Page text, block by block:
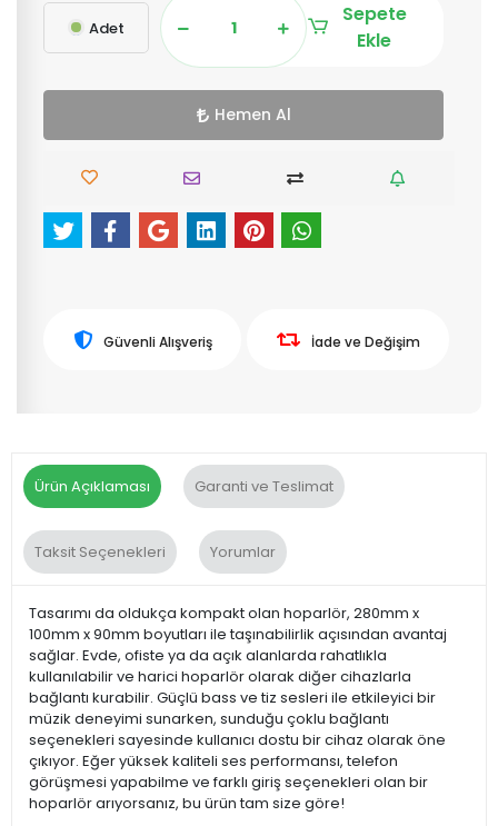
Adet
Sepete
Ekle
Hemen Al
Güvenli Alışveriş İade ve Değişim
Ürün Açıklaması Garanti ve Teslimat
Taksit Seçenekleri Yorumlar
Tasarımı da oldukça kompakt olan hoparlör, 280mm x
100mm x 90mm boyutları ile taşınabilirlik açısından avantaj
sağlar. Evde, ofiste ya da açık alanlarda rahatlıkla
kullanılabilir ve harici hoparlör olarak diğer cihazlarla
bağlantı kurabilir. Güçlü bass ve tiz sesleri ile etkileyici bir
müzik deneyimi sunarken, sunduğu çoklu bağlantı
seçenekleri sayesinde kullanıcı dostu bir cihaz olarak öne
çıkıyor. Eğer yüksek kaliteli ses performansı, telefon
görüşmesi yapabilme ve farklı giriş seçenekleri olan bir
hoparlör arıyorsanız, bu ürün tam size göre!